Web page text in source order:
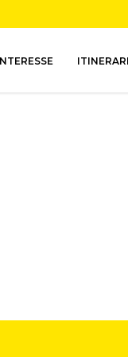
ITINERARI